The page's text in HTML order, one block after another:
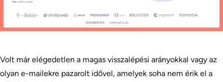
Volt már elégedetlen a magas visszalépési arányokkal vagy az
olyan e-mailekre pazarolt idővel, amelyek soha nem érik el a